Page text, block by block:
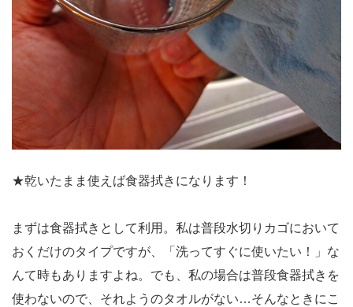
★乾いたまま使えば食器拭きになります！
まずは食器拭きとして利用。私は普段水切りカゴにおいて
おくだけのタイプですが、「洗ってすぐに使いたい！」な
んて時もありますよね。でも、私の場合は普段食器拭きを
使わないので、それようのタオルがない…そんなときにこ